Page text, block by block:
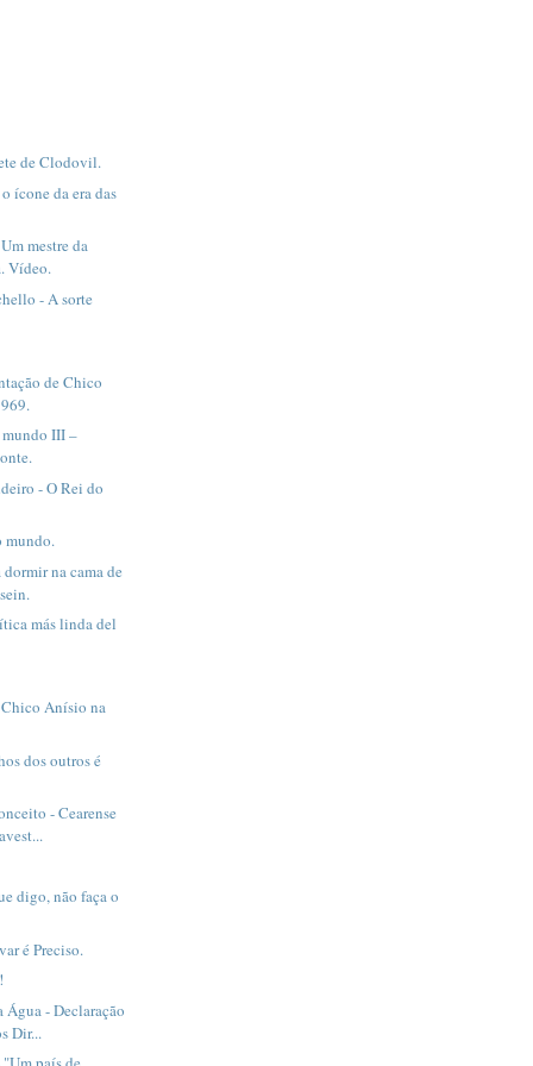
de Clodovil.
ícone da era das
mestre da
Vídeo.
- A sorte
de Chico
III –
- O Rei do
mundo.
na cama de
más linda del
Anísio na
dos outros é
- Cearense
digo, não faça o
é Preciso.
- Declaração
Dir...